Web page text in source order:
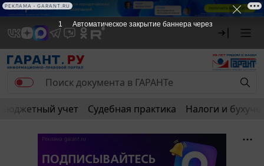
Бюджетный учет Судебная практика Налоги и
1 Автоматическое закрытие баннера через
РЕКЛАМА • GARANT.RU